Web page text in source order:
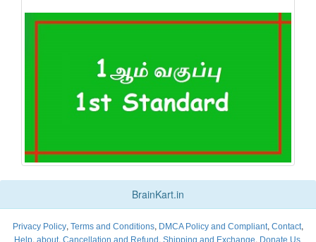
BrainKart.in
Privacy Policy, Terms and Conditions, DMCA Policy and Compliant, Contact,
Help, about, Cancellation and Refund, Shipping and Exchange, Donate Us.